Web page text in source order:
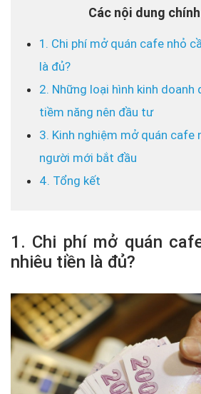
Các nội dung chính
1. Chi phí mở quán cafe nhỏ
là đủ?
2. Những loại hình kinh doanh
tiềm năng nên đầu tư
3. Kinh nghiệm mở quán cafe
người mới bắt đầu
4. Tổng kết
1. Chi phí mở quán
nhiêu tiền là đủ?